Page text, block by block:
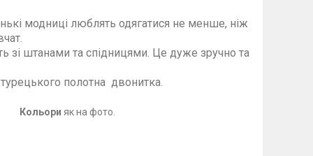
модниці люблять одягатися не менше, ніж
це люмовий одяг дівчат.
Це дуже зручно та
полотна двонитка.
Кольори як на фото.